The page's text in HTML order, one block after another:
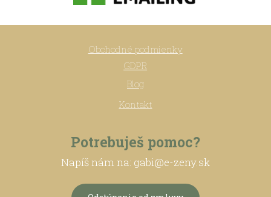
Obchodné podmienky
GDPR
Blog
Kontakt
Potrebuješ pomoc?
Napíš nám na: gabi@e-zeny.sk